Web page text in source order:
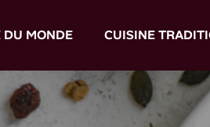
DU MONDE CUISINE